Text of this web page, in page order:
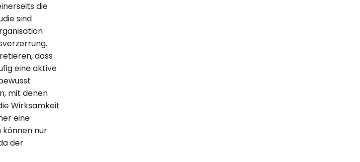
die
sind
dass
eine aktive
mit denen
Wirksamkeit
eine
können nur
der